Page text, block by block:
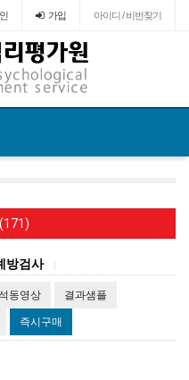
가입 아이디 / 비번찾기
방검사
동영상 결과샘플
즉시구매